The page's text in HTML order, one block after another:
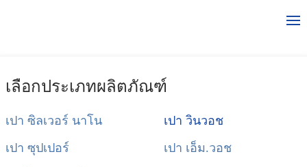
เลือกประเภทผลิตภัณฑ์
เปา ซิลเวอร์ นาโน
เปา วินวอช
เปา ซุปเปอร์
เปา เอ็ม.วอช